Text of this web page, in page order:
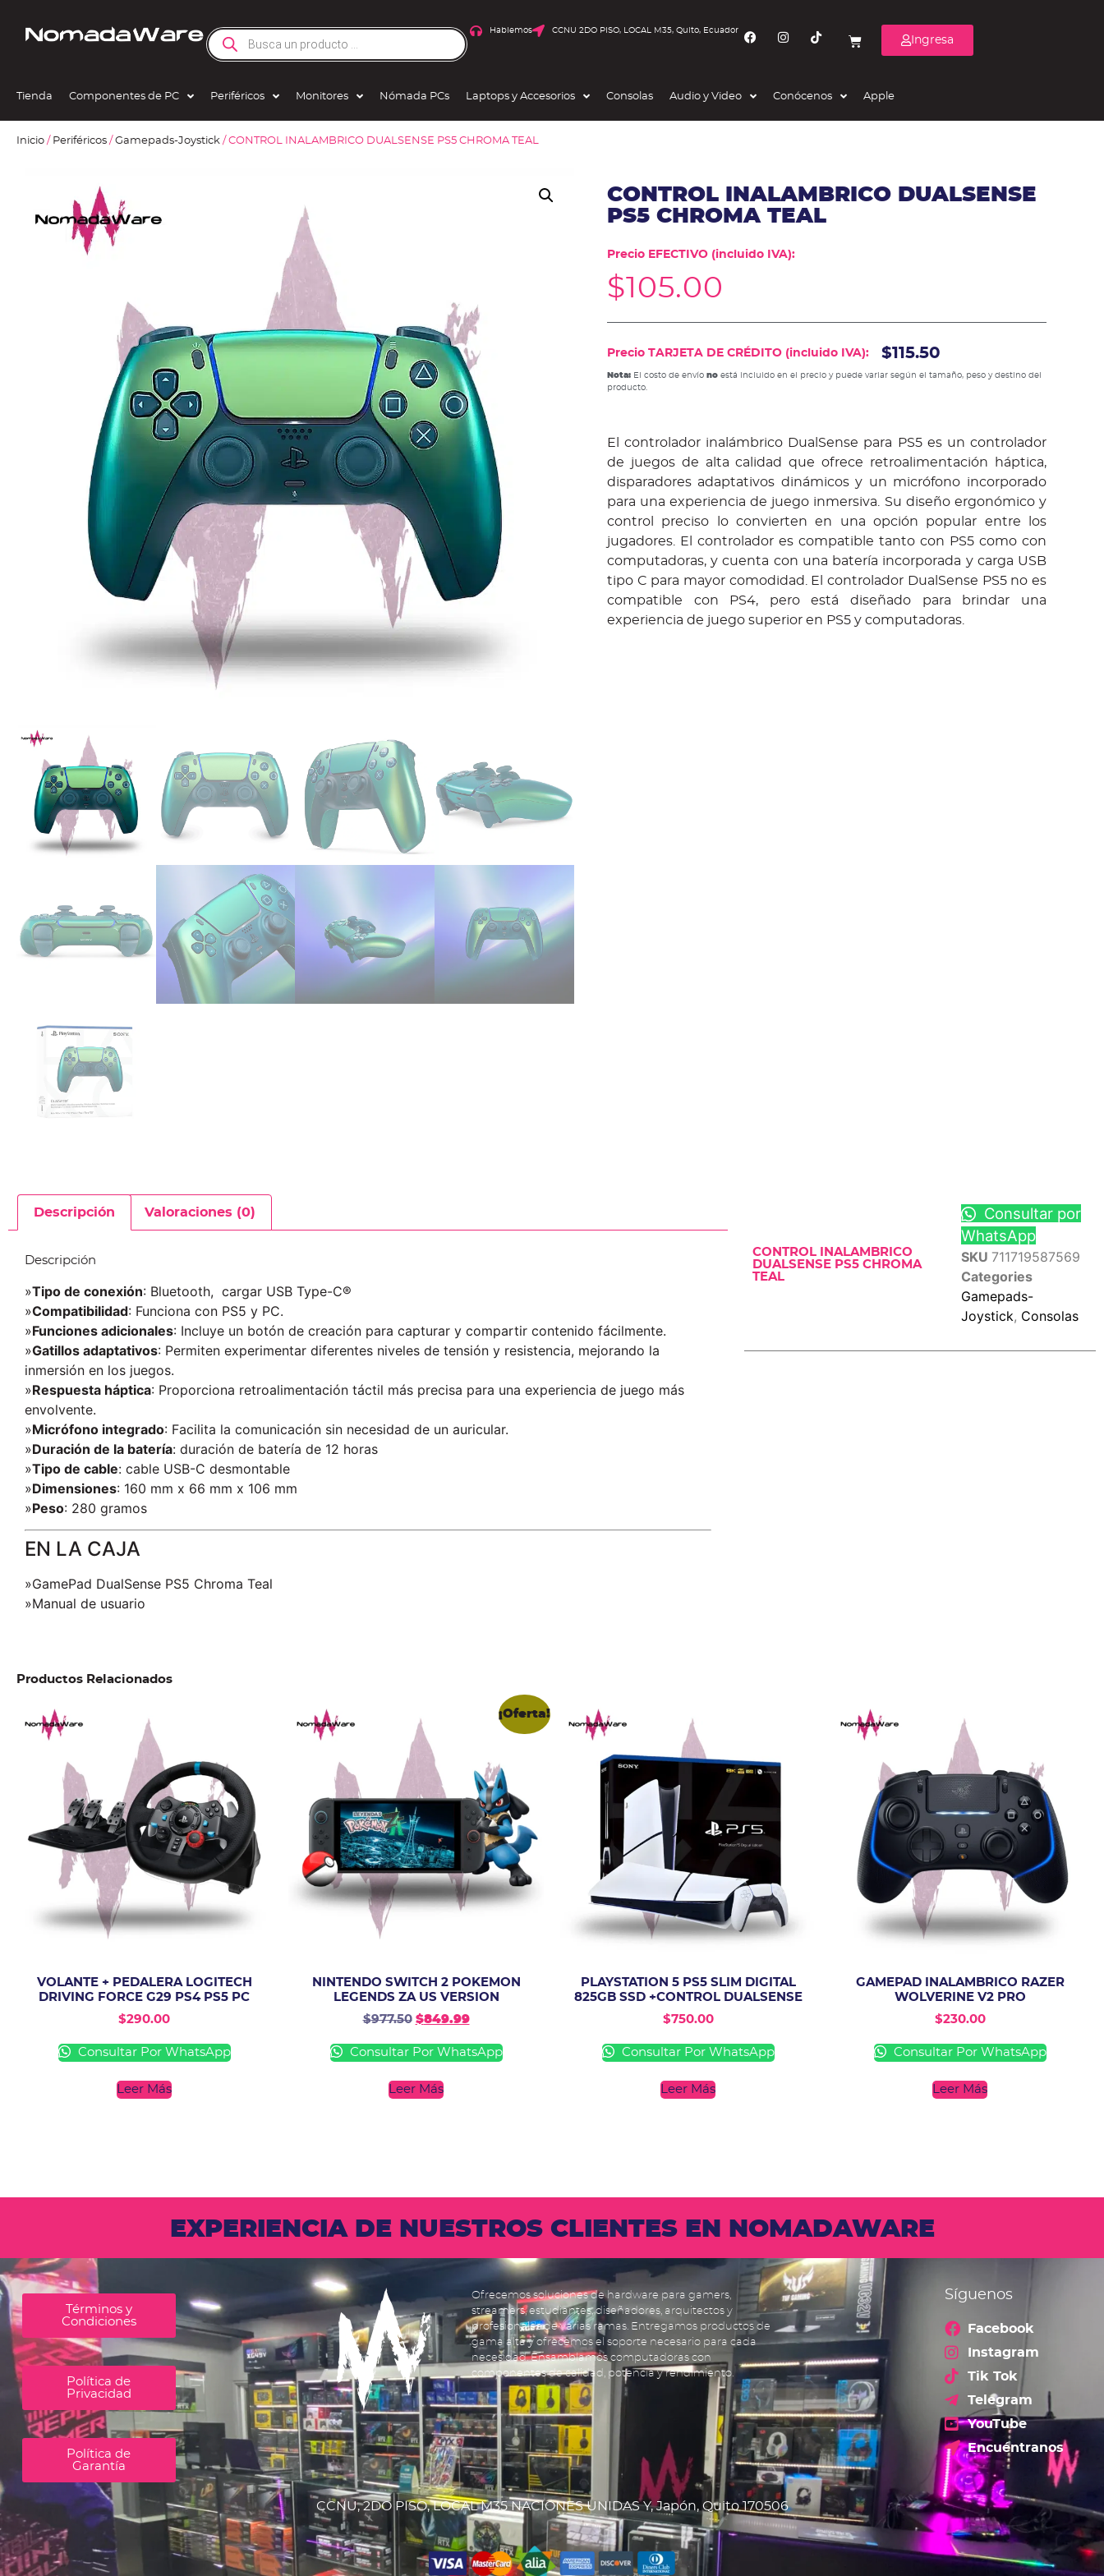
Hablemos CCNU 2DO PISO, LOCAL M35, Quito, Ecuador
Ingresa
Tienda Componentes de PC Periféricos Monitores Nómada PCs Laptops y Accesorios Consolas Audio y Video Conócenos Apple
Inicio / Periféricos / Gamepads-Joystick / CONTROL INALAMBRICO DUALSENSE PS5 CHROMA TEAL
CONTROL INALAMBRICO DUALSENSE
PS5 CHROMA TEAL
Precio EFECTIVO (incluido IVA):
$105.00
Precio TARJETA DE CRÉDITO (incluido IVA): $115.50
Nota:El costo de envío noestá incluido en el precio y puede variar según el tamaño, peso y destino del
producto.
El controlador inalámbrico DualSense para PS5 es un controlador
de juegos de alta calidad que ofrece retroalimentación háptica,
disparadores adaptativos dinámicos y un micrófono incorporado
para una experiencia de juego inmersiva. Su diseño ergonómico y
control preciso lo convierten en una opción popular entre los
jugadores. El controlador es compatible tanto con PS5 como con
computadoras, y cuenta con una batería incorporada y carga USB
tipo C para mayor comodidad. El controlador DualSense PS5 no es
compatible con PS4, pero está diseñado para brindar una
experiencia de juego superior en PS5 y computadoras.
Descripción Valoraciones (0)
Descripción
»Tipo de conexión: Bluetooth, cargar USB Type-C®
»Compatibilidad: Funciona con PS5 y PC.
»Funciones adicionales: Incluye un botón de creación para capturar y compartir contenido fácilmente.
»Gatillos adaptativos: Permiten experimentar diferentes niveles de tensión y resistencia, mejorando la
inmersión en los juegos.
»Respuesta háptica: Proporciona retroalimentación táctil más precisa para una experiencia de juego más
envolvente.
»Micrófono integrado: Facilita la comunicación sin necesidad de un auricular.
»Duración de la batería: duración de batería de 12 horas
»Tipo de cable: cable USB-C desmontable
»Dimensiones: 160 mm x 66 mm x 106 mm
»Peso: 280 gramos
EN LA CAJA
»GamePad DualSense PS5 Chroma Teal
»Manual de usuario
CONTROL INALAMBRICO
DUALSENSE PS5 CHROMA
TEAL
Consultar por
WhatsApp
SKU 711719587569
Categories
Gamepads-
Joystick, Consolas
Productos Relacionados
VOLANTE + PEDALERA LOGITECH
DRIVING FORCE G29 PS4 PS5 PC
$290.00
Consultar Por WhatsApp
Leer Más
¡Oferta!
NINTENDO SWITCH 2 POKEMON
LEGENDS ZA US VERSION
$977.50 $849.99
Consultar Por WhatsApp
Leer Más
PLAYSTATION 5 PS5 SLIM DIGITAL
825GB SSD +CONTROL DUALSENSE
$750.00
Consultar Por WhatsApp
Leer Más
GAMEPAD INALAMBRICO RAZER
WOLVERINE V2 PRO
$230.00
Consultar Por WhatsApp
Leer Más
EXPERIENCIA DE NUESTROS CLIENTES EN NOMADAWARE
Términos y
Condiciones
Política de
Privacidad
Política de
Garantía
Ofrecemos soluciones de hardware para gamers,
streamers, estudiantes, diseñadores, arquitectos y
profesionales de varias ramas. Entregamos productos de
gama alta y ofrecemos el soporte necesario para cada
necesidad. Ensamblamos computadoras con
componentes de calidad, potencia y rendimiento.
Síguenos
Facebook
Instagram
Tik Tok
Telegram
YouTube
Encuéntranos
CCNU, 2DO PISO, LOCAL M35 NACIONES UNIDAS Y, Japón, Quito 170506